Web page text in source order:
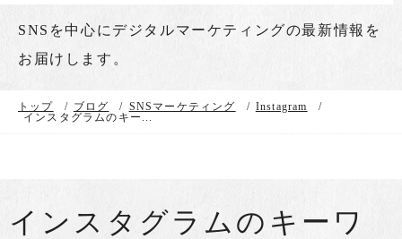
SNSを中心に デジタルマーケティングの最新情報を
お届けします。
トップ / ブログ / SNSマーケティング / Instagram
/
インスタグラムのキー...
インスタグラムのキーワ